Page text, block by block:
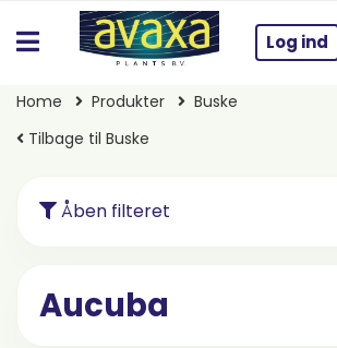
Log ind
Home Produkter
Buske
Tilbage til Buske
Åben filteret
Aucuba